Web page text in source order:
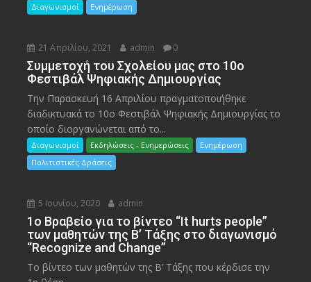
Διαγωνισμοί Ενημέρωση
21 Απριλίου, 2021 admin 0
Συμμετοχή του Σχολείου μας στο 10ο
Φεστιβάλ Ψηφιακής Δημιουργίας
Την Παρασκευή 16 Απριλίου πραγματοποιήθηκε
διαδικτυακά το 10ο Φεστιβάλ Ψηφιακής Δημιουργίας το
οποίο διοργανώνεται από το...
Διαγωνισμοί Εκδηλώσεις - Ενημερώσεις
Ενημέρωση
Πολιτιστικές Δράσεις
5 Ιουνίου, 2020 admin
1ο Βραβείο για το βίντεο “It hurts people”
των μαθητών της Β’ Τάξης στο διαγωνισμό
“Recognize and Change”
Το βίντεο των μαθητών της Β’ Τάξης που κέρδισε την